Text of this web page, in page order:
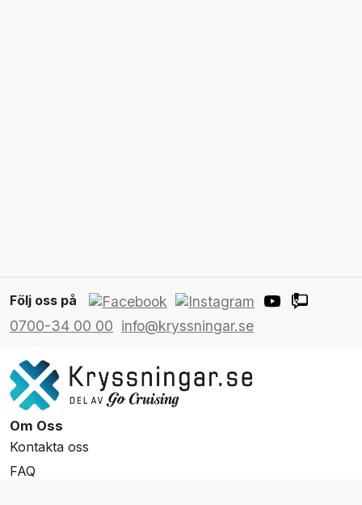
Följ oss på
0700-34 00 00 info@kryssningar.se
Om Oss
Kontakta oss
FAQ